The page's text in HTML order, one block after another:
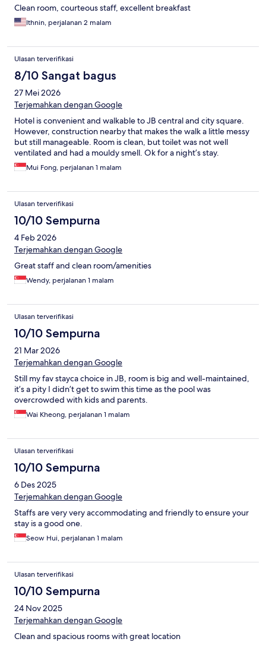
Clean room, courteous staff, excellent breakfast
Ithnin, perjalanan 2 malam
Ulasan terverifikasi
8/10 Sangat bagus
27 Mei 2026
Terjemahkan dengan Google
Hotel is convenient and walkable to JB central and city square.
However, construction nearby that makes the walk a little messy
but still manageable. Room is clean, but toilet was not well
ventilated and had a mouldy smell. Ok for a night’s stay.
Mui Fong, perjalanan 1 malam
Ulasan terverifikasi
10/10 Sempurna
4 Feb 2026
Terjemahkan dengan Google
Great staff and clean room/amenities
Wendy, perjalanan 1 malam
Ulasan terverifikasi
10/10 Sempurna
21 Mar 2026
Terjemahkan dengan Google
Still my fav stayca choice in JB, room is big and well-maintained,
it’s a pity I didn’t get to swim this time as the pool was
overcrowded with kids and parents.
Wai Kheong, perjalanan 1 malam
Ulasan terverifikasi
10/10 Sempurna
6 Des 2025
Terjemahkan dengan Google
Staffs are very very accommodating and friendly to ensure your
stay is a good one.
Seow Hui, perjalanan 1 malam
Ulasan terverifikasi
10/10 Sempurna
24 Nov 2025
Terjemahkan dengan Google
Clean and spacious rooms with great location